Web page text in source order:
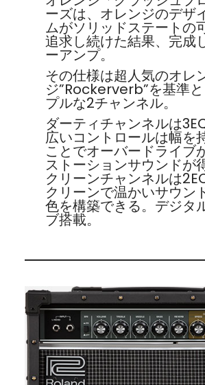
ーズは、オレンジのデザ
ムがソリッドステートの
追求し続けた結果、完成
ーアンプ。
その仕様は超人気のオレ
ジ”Rockerverb”を基準
プルな2チャンネル。
ダーティチャンネルは
広いコントロールは幅を
ことでオーバードライブ
ストーションサウンドが
クリーンチャンネルは
クリーンで温かいサウン
色を構築できる。デジタ
ブ搭載。